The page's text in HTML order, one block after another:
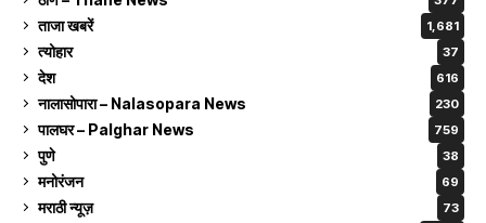
ताजा खबरें 1,681
त्योहार 37
देश 616
नालासोपारा – Nalasopara News 230
पालघर – Palghar News 759
पुणे 38
मनोरंजन 69
मराठी न्यूज़ 73